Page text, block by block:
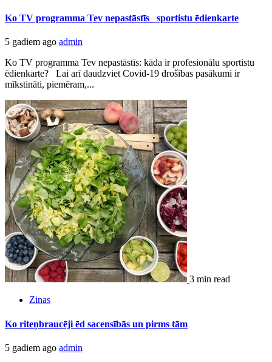
Ko TV programma Tev nepastāstīs_ sportistu ēdienkarte
5 gadiem ago admin
Ko TV programma Tev nepastāstīs: kāda ir profesionālu sportistu
ēdienkarte? Lai arī daudzviet Covid-19 drošības pasākumi ir
mīkstināti, piemēram,...
3 min read
Zinas
Ko riteņbraucēji ēd sacensībās un pirms tām
5 gadiem ago admin